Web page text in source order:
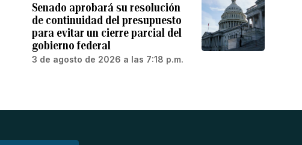
Senado aprobará su resolución
de continuidad del presupuesto
para evitar un cierre parcial del
gobierno federal
3 de agosto de 2026 a las 7:18 p.m.